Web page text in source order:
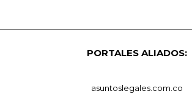
PORTALES ALIADOS:
asuntoslegales.com.co